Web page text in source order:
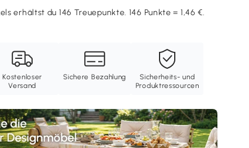
erhältst du 146 Treuepunkte. 146 Punkte = 1,46 €.
Kostenloser
Versand
Sichere Bezahlung
Sicherheits- und
Produktressourcen